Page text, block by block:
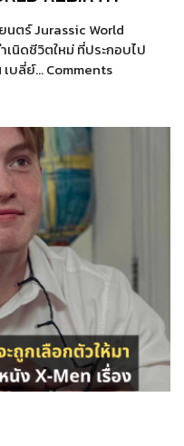
ตร์ Jurassic World
นิดชีวิตใหม่ ที่ประกอบไป
เบลี่ย์… Comments